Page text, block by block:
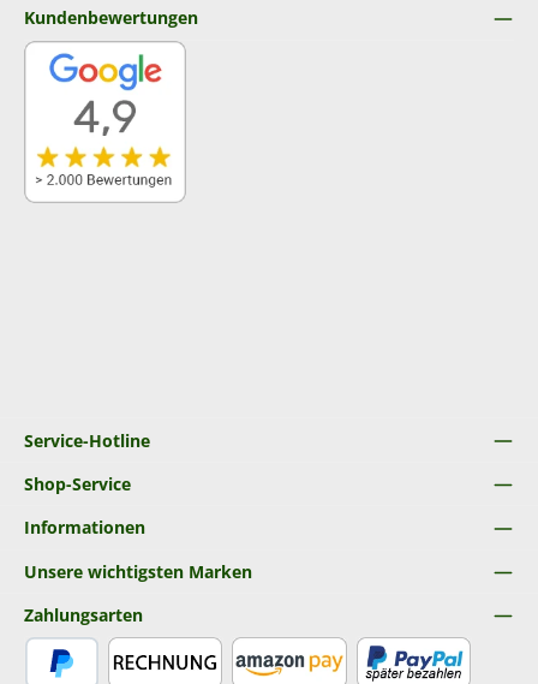
Service-Hotline
Shop-Service
Informationen
Unsere wichtigsten Marken
Kundenbewertungen
Zahlungsarten